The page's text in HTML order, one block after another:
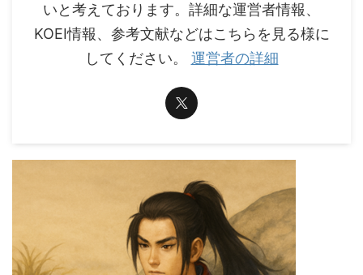
いと考えております。詳細な運営者情報、
KOEI情報、参考文献などはこちらを見る様に
してください。 運営者の詳細